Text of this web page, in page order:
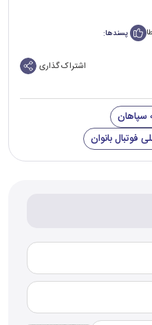
پسندها:
اشتراک گذاری
سپاهان
فوتبال بانوان